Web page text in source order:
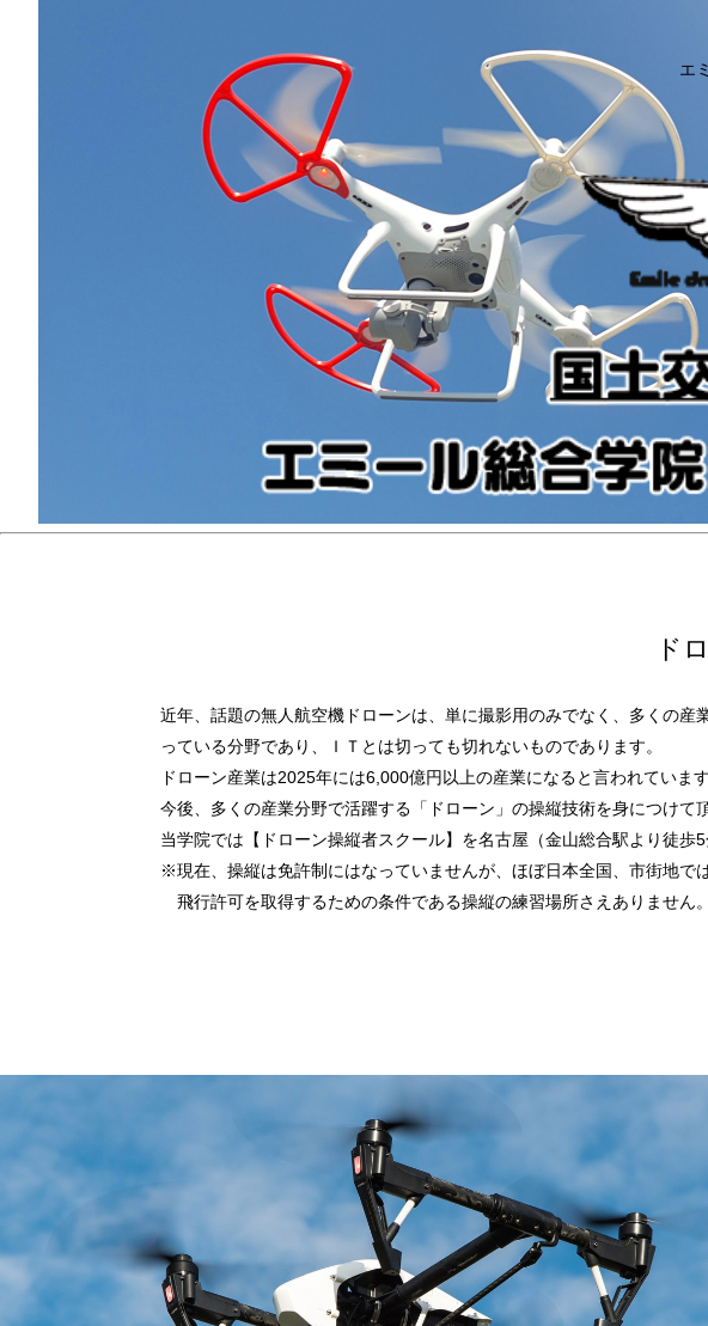
エ
ド
近年、話題の無人航空機ドローンは、単に撮影用のみでなく、多くの
っている分野であり、ＩＴとは切っても切れないものであります。
ドローン産業は2025年には6,000億円以上の産業になると言われていま
今後、多くの産業分野で活躍する「ドローン」の操縦技術を身につけて
当学院では【ドローン操縦者スクール】を名古屋（金山総合駅より徒
※現在、操縦は免許制にはなっていませんが、ほぼ日本全国、市街地で
飛行許可を取得するための条件である操縦の練習場所さえありません